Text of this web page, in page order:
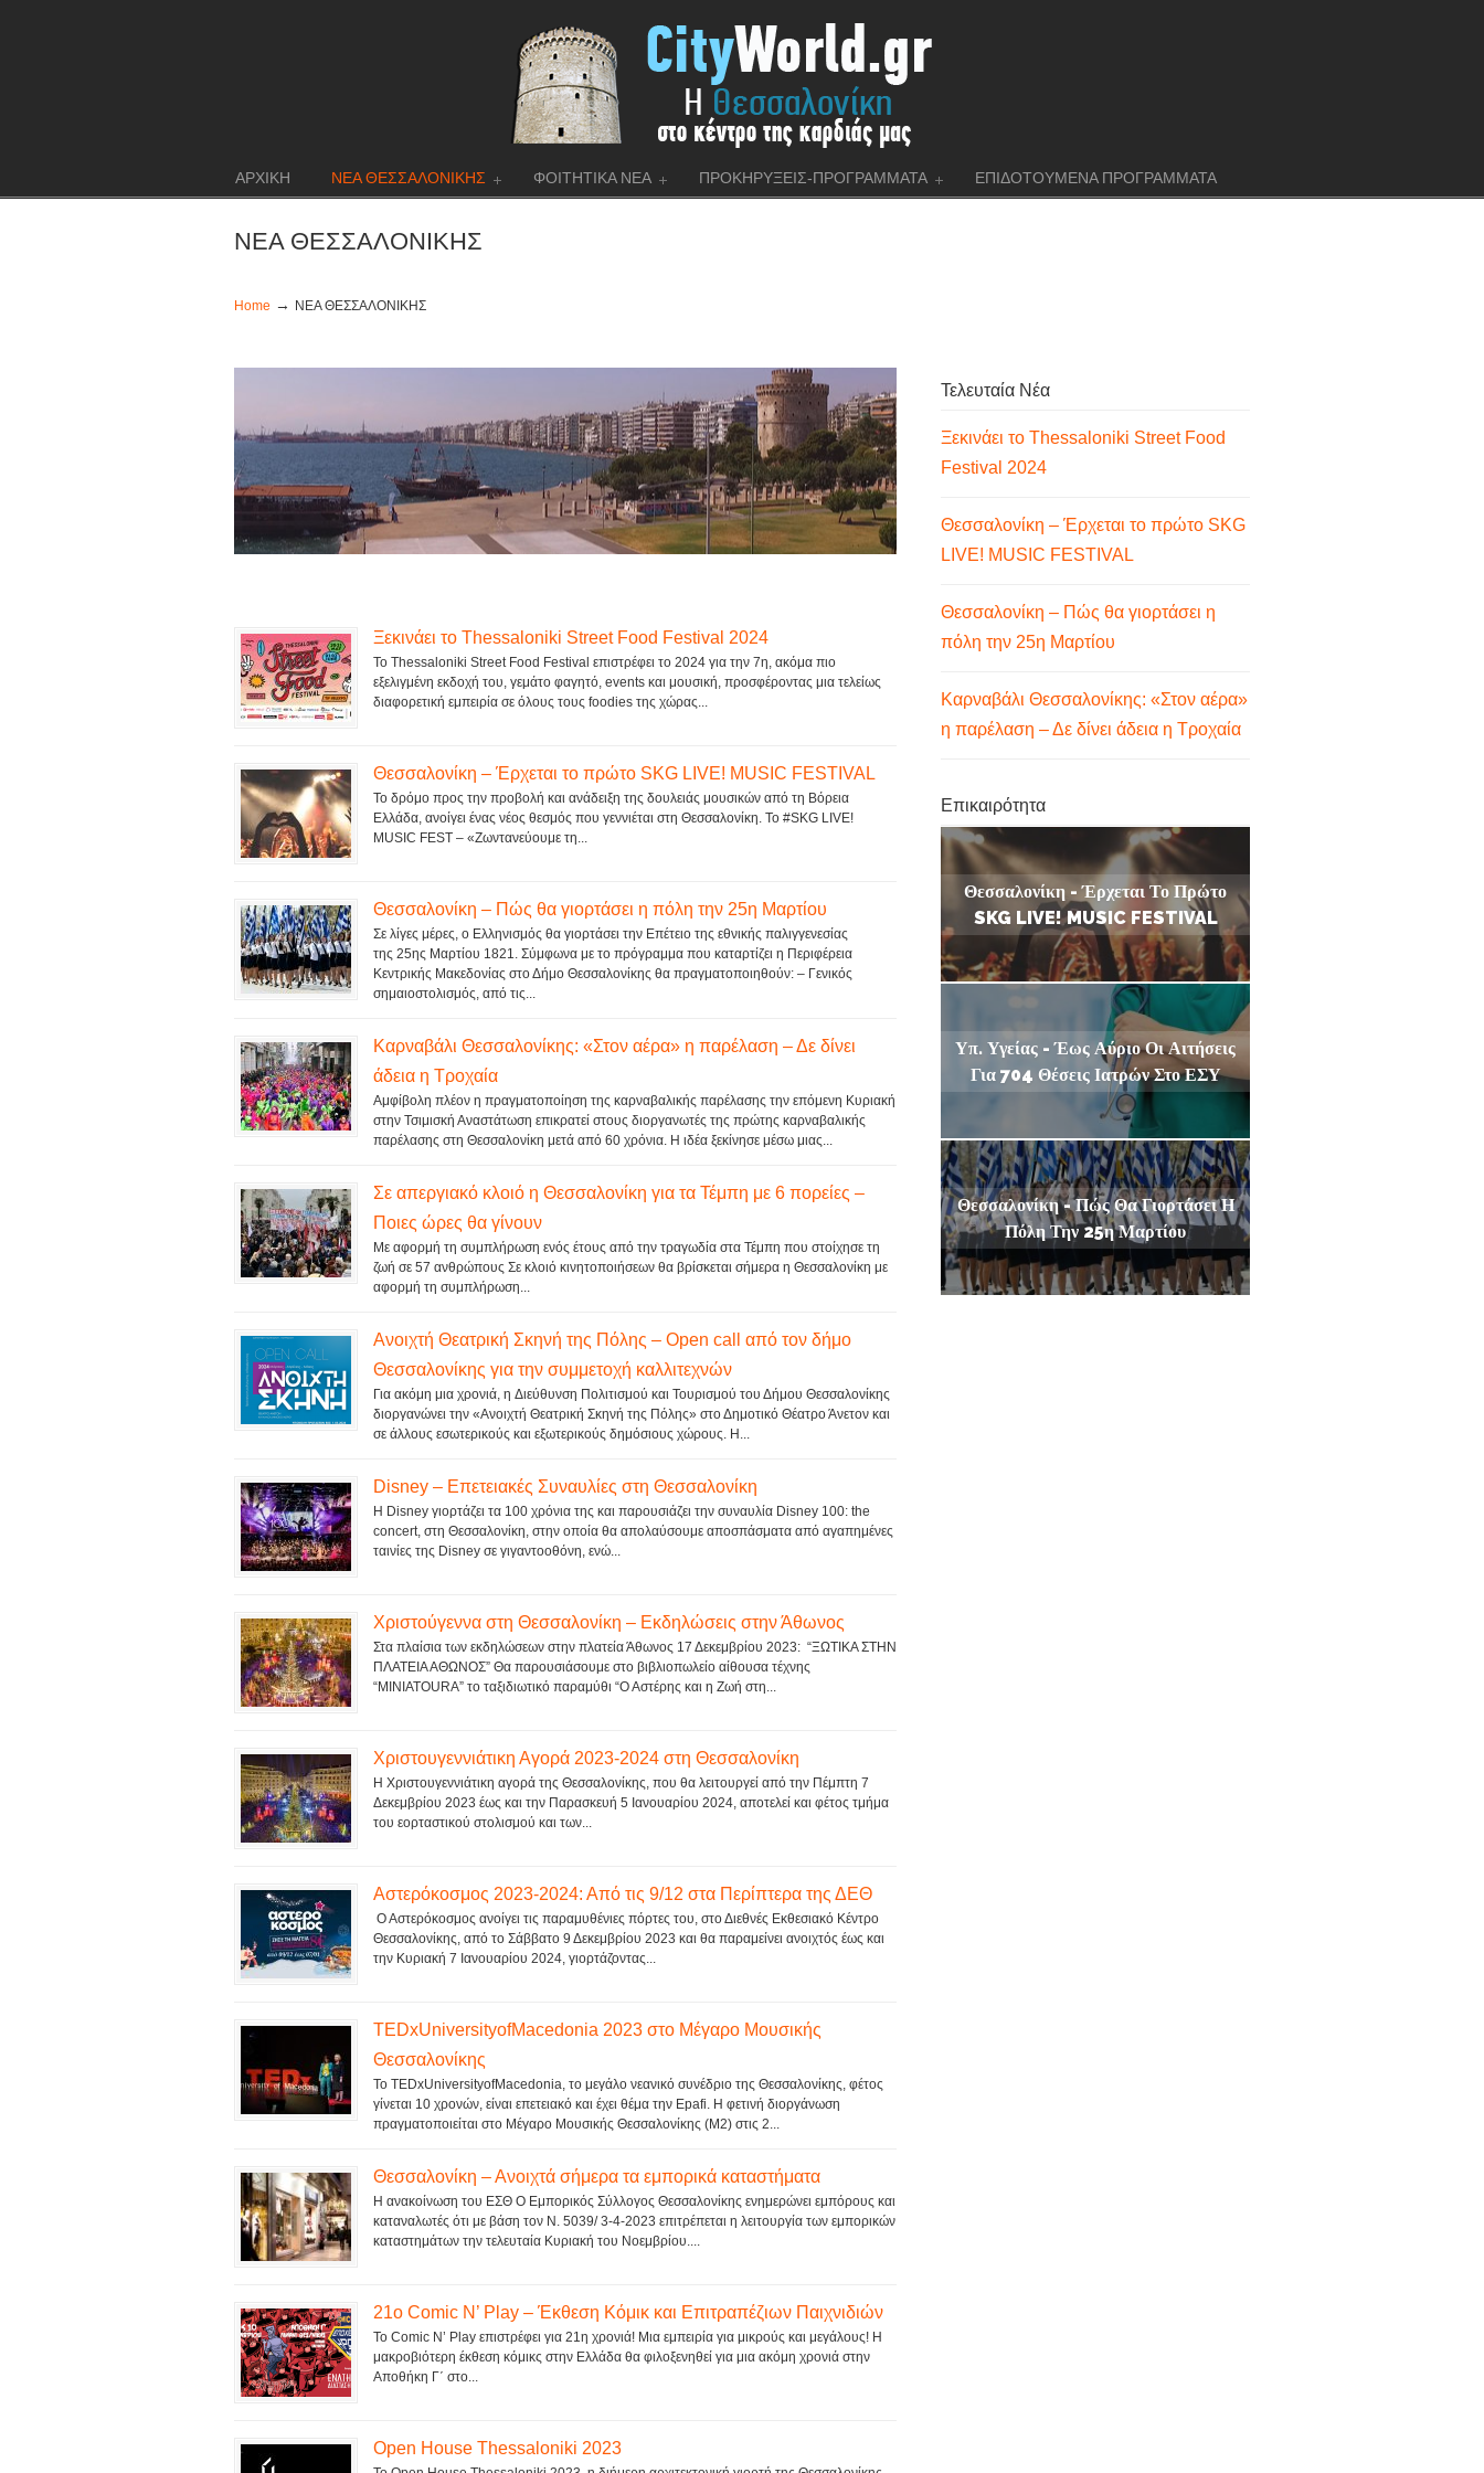
ΑΡΧΙΚΗ ΝΕΑ ΘΕΣΣΑΛΟΝΙΚΗΣ ΦΟΙΤΗΤΙΚΑ ΝΕΑ ΠΡΟΚΗΡΥΞΕΙΣ-ΠΡΟΓΡΑΜΜΑΤΑ ΕΠΙΔΟΤΟΥΜΕΝΑ ΠΡΟΓΡΑΜΜΑΤΑ
ΝΕΑ ΘΕΣΣΑΛΟΝΙΚΗΣ
Home → ΝΕΑ ΘΕΣΣΑΛΟΝΙΚΗΣ
Ξεκινάει το Thessaloniki Street Food Festival 2024
To Thessaloniki Street Food Festival επιστρέφει το 2024 για την 7η, ακόμα πιο
εξελιγμένη εκδοχή του, γεμάτο φαγητό, events και μουσική, προσφέροντας μια τελείως
διαφορετική εμπειρία σε όλους τους foodies της χώρας...
Θεσσαλονίκη – Έρχεται το πρώτο SKG LIVE! MUSIC FESTIVAL
Το δρόμο προς την προβολή και ανάδειξη της δουλειάς μουσικών από τη Βόρεια
Ελλάδα, ανοίγει ένας νέος θεσμός που γεννιέται στη Θεσσαλονίκη. Το #SKG LIVE!
MUSIC FEST – «Ζωντανεύουμε τη...
Θεσσαλονίκη – Πώς θα γιορτάσει η πόλη την 25η Μαρτίου
Σε λίγες μέρες, ο Ελληνισμός θα γιορτάσει την Επέτειο της εθνικής παλιγγενεσίας
της 25ης Μαρτίου 1821. Σύμφωνα με το πρόγραμμα που καταρτίζει η Περιφέρεια
Κεντρικής Μακεδονίας στο Δήμο Θεσσαλονίκης θα πραγματοποιηθούν: – Γενικός
σημαιοστολισμός, από τις...
Καρναβάλι Θεσσαλονίκης: «Στον αέρα» η παρέλαση – Δε δίνει
άδεια η Τροχαία
Αμφίβολη πλέον η πραγματοποίηση της καρναβαλικής παρέλασης την επόμενη Κυριακή
στην Τσιμισκή Αναστάτωση επικρατεί στους διοργανωτές της πρώτης καρναβαλικής
παρέλασης στη Θεσσαλονίκη μετά από 60 χρόνια. Η ιδέα ξεκίνησε μέσω μιας...
Σε απεργιακό κλοιό η Θεσσαλονίκη για τα Τέμπη με 6 πορείες –
Ποιες ώρες θα γίνουν
Με αφορμή τη συμπλήρωση ενός έτους από την τραγωδία στα Τέμπη που στοίχησε τη
ζωή σε 57 ανθρώπους Σε κλοιό κινητοποιήσεων θα βρίσκεται σήμερα η Θεσσαλονίκη με
αφορμή τη συμπλήρωση...
Ανοιχτή Θεατρική Σκηνή της Πόλης – Open call από τον δήμο
Θεσσαλονίκης για την συμμετοχή καλλιτεχνών
Για ακόμη μια χρονιά, η Διεύθυνση Πολιτισμού και Τουρισμού του Δήμου Θεσσαλονίκης
διοργανώνει την «Ανοιχτή Θεατρική Σκηνή της Πόλης» στο Δημοτικό Θέατρο Άνετον και
σε άλλους εσωτερικούς και εξωτερικούς δημόσιους χώρους. Η...
Disney – Επετειακές Συναυλίες στη Θεσσαλονίκη
Η Disney γιορτάζει τα 100 χρόνια της και παρουσιάζει την συναυλία Disney 100: the
concert, στη Θεσσαλονίκη, στην οποία θα απολαύσουμε αποσπάσματα από αγαπημένες
ταινίες της Disney σε γιγαντοοθόνη, ενώ...
Χριστούγεννα στη Θεσσαλονίκη – Εκδηλώσεις στην Άθωνος
Στα πλαίσια των εκδηλώσεων στην πλατεία Άθωνος 17 Δεκεμβρίου 2023: “ΞΩΤΙΚΑ ΣΤΗΝ
ΠΛΑΤΕΙΑ ΑΘΩΝΟΣ” Θα παρουσιάσουμε στο βιβλιοπωλείο αίθουσα τέχνης
“MINIATOURA” το ταξιδιωτικό παραμύθι “Ο Αστέρης και η Ζωή στη...
Χριστουγεννιάτικη Αγορά 2023-2024 στη Θεσσαλονίκη
Η Χριστουγεννιάτικη αγορά της Θεσσαλονίκης, που θα λειτουργεί από την Πέμπτη 7
Δεκεμβρίου 2023 έως και την Παρασκευή 5 Ιανουαρίου 2024, αποτελεί και φέτος τμήμα
του εορταστικού στολισμού και των...
Αστερόκοσμος 2023-2024: Από τις 9/12 στα Περίπτερα της ΔΕΘ
Ο Αστερόκοσμος ανοίγει τις παραμυθένιες πόρτες του, στο Διεθνές Εκθεσιακό Κέντρο
Θεσσαλονίκης, από το Σάββατο 9 Δεκεμβρίου 2023 και θα παραμείνει ανοιχτός έως και
την Κυριακή 7 Ιανουαρίου 2024, γιορτάζοντας...
TEDxUniversityofMacedonia 2023 στο Μέγαρο Μουσικής
Θεσσαλονίκης
Το TEDxUniversityofMacedonia, το μεγάλο νεανικό συνέδριο της Θεσσαλονίκης, φέτος
γίνεται 10 χρονών, είναι επετειακό και έχει θέμα την Epafi. Η φετινή διοργάνωση
πραγματοποιείται στο Μέγαρο Μουσικής Θεσσαλονίκης (Μ2) στις 2...
Θεσσαλονίκη – Ανοιχτά σήμερα τα εμπορικά καταστήματα
Η ανακοίνωση του ΕΣΘ Ο Εμπορικός Σύλλογος Θεσσαλονίκης ενημερώνει εμπόρους και
καταναλωτές ότι με βάση τον Ν. 5039/ 3-4-2023 επιτρέπεται η λειτουργία των εμπορικών
καταστημάτων την τελευταία Κυριακή του Νοεμβρίου....
21ο Comic N’ Play – Έκθεση Κόμικ και Επιτραπέζιων Παιχνιδιών
Το Comic N’ Play επιστρέφει για 21η χρονιά! Μια εμπειρία για μικρούς και μεγάλους! Η
μακροβιότερη έκθεση κόμικς στην Ελλάδα θα φιλοξενηθεί για μια ακόμη χρονιά στην
Αποθήκη Γ΄ στο...
Open House Thessaloniki 2023
Τελευταία Νέα
Ξεκινάει το Thessaloniki Street Food
Festival 2024
Θεσσαλονίκη – Έρχεται το πρώτο SKG
LIVE! MUSIC FESTIVAL
Θεσσαλονίκη – Πώς θα γιορτάσει η
πόλη την 25η Μαρτίου
Καρναβάλι Θεσσαλονίκης: «Στον αέρα»
η παρέλαση – Δε δίνει άδεια η Τροχαία
Επικαιρότητα
Θεσσαλονίκη - Έρχεται Το Πρώτο
SKG LIVE! MUSIC FESTIVAL
Υπ. Υγείας - Έως Αύριο Οι Αιτήσεις
Για 704 Θέσεις Ιατρών Στο ΕΣΥ
Θεσσαλονίκη - Πώς Θα Γιορτάσει Η
Πόλη Την 25η Μαρτίου